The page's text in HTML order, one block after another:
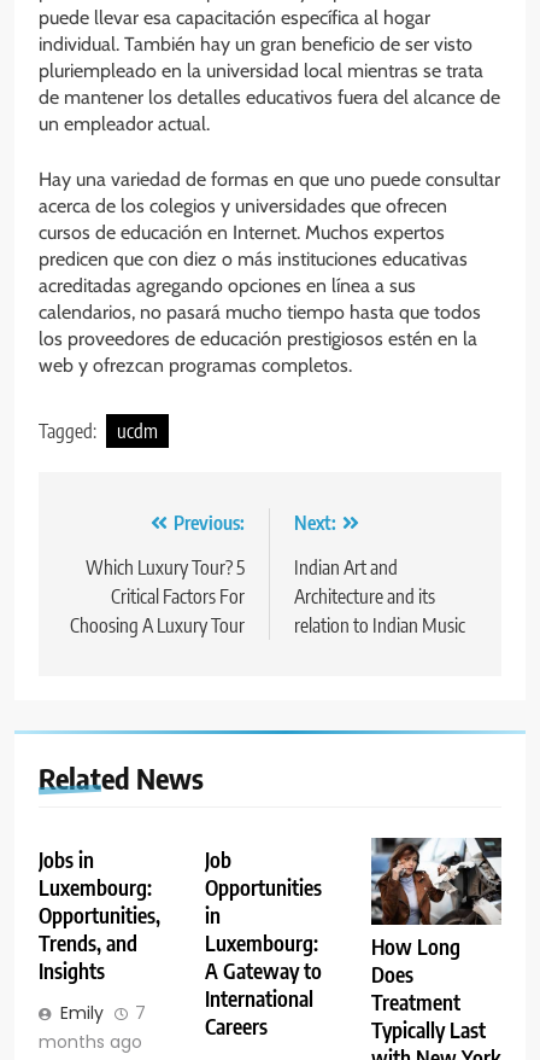
puede llevar esa capacitación específica al hogar
individual. También hay un gran beneficio de ser visto
pluriempleado en la universidad local mientras se trata
de mantener los detalles educativos fuera del alcance de
un empleador actual.
Hay una variedad de formas en que uno puede consultar
acerca de los colegios y universidades que ofrecen
cursos de educación en Internet. Muchos expertos
predicen que con diez o más instituciones educativas
acreditadas agregando opciones en línea a sus
calendarios, no pasará mucho tiempo hasta que todos
los proveedores de educación prestigiosos estén en la
web y ofrezcan programas completos.
Tagged: ucdm
navigation
Previous:
Which Luxury Tour? 5
Critical Factors For
Choosing A Luxury Tour
Next:
Indian Art and
Architecture and its
relation to Indian Music
Related News
Jobs in
Luxembourg:
Opportunities,
Trends, and
Insights
Emily
7
months ago
Job
Opportunities
in
Luxembourg:
A Gateway to
International
Careers
How Long
Does
Treatment
Typically Last